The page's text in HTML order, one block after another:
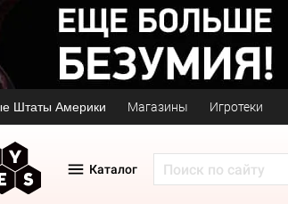
Штаты Америки Магазины Игротеки
Каталог